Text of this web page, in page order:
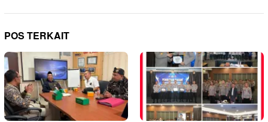
POS TERKAIT